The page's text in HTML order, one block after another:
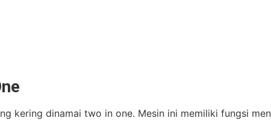
kering dinamai two in one. Mesin ini memiliki fungsi